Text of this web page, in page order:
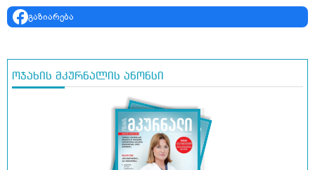
გაზიარება
ოჯახის მკურნალის ანონსი